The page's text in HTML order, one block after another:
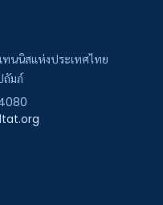
นนิสแห่งประเทศไทย
ถัมภ์